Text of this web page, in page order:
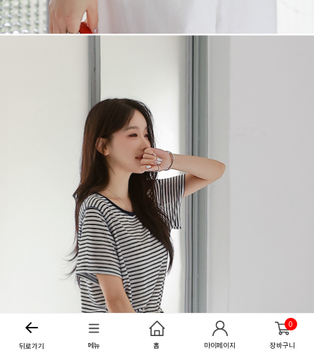
뒤로가기 메뉴 홈 마이페이지
0
장바구니